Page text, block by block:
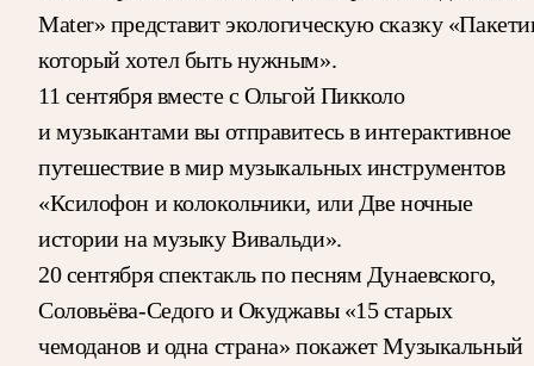
Mater» представит экологическую сказку
который хотел быть нужным».
11 сентября вместе с Ольгой Пикколо
и музыкантами вы отправитесь в интерактивное
путешествие в мир музыкальных инструментов
«Ксилофон и колокольчики, или Две ночные
истории на музыку Вивальди».
20 сентября спектакль по песням Дунаевского,
Соловьёва-Седого и Окуджавы «15 старых
чемоданов и одна страна» покажет Музыкальный